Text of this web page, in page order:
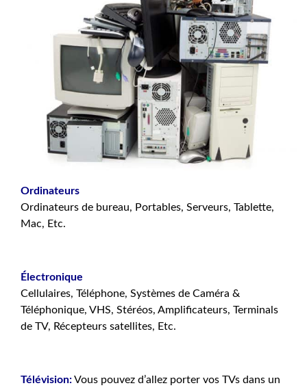
Ordinateurs
Ordinateurs de bureau, Portables, Serveurs, Tablette,
Mac, Etc.
Électronique
Cellulaires, Téléphone, Systèmes de Caméra &
Téléphonique, VHS, Stéréos, Amplificateurs, Terminals
de TV, Récepteurs satellites, Etc.
Télévision:Vous pouvez d’allez porter vos TVs dans un